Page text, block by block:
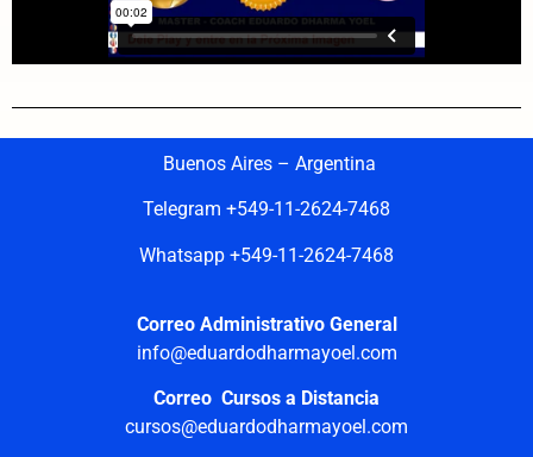
Buenos Aires – Argentina
Telegram +549-11-2624-7468
Whatsapp +549-11-2624-7468
Correo Administrativo General
info@eduardodharmayoel.com
Correo Cursos a Distancia
cursos@eduardodharmayoel.com